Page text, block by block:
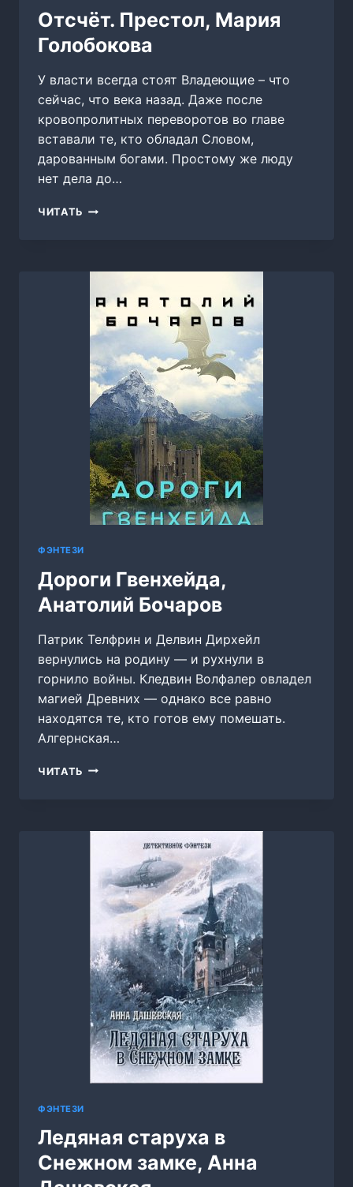
Отсчёт. Престол, Мария
Голобокова
У власти всегда стоят Владеющие – что
сейчас, что века назад. Даже после
кровопролитных переворотов во главе
вставали те, кто обладал Словом,
дарованным богами. Простому же люду
нет дела до…
ЧИТАТЬ ОТСЧЁТ.
ФЭНТЕЗИ
Дороги Гвенхейда,
Анатолий Бочаров
Патрик Телфрин и Делвин Дирхейл
вернулись на родину — и рухнули в
горнило войны. Кледвин Волфалер овладел
магией Древних — однако все равно
находятся те, кто готов ему помешать.
Алгернская…
ЧИТАТЬ ДОРОГИ
ФЭНТЕЗИ
Ледяная старуха в
Снежном замке, Анна